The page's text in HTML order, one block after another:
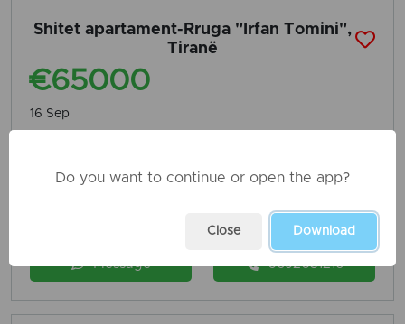
Shitet apartament-Rruga "Irfan Tomini",
Tiranë
€65000
16 Sep
Falcon Real Estate
Message 0692031216
Do you want to continue or open the app?
Close Download